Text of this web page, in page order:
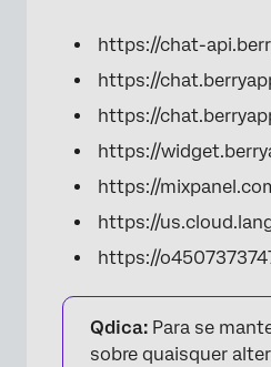
https://chat-
https://
https://
https://
https://
https://
https://
Qdica: Para se
sobre quaisquer